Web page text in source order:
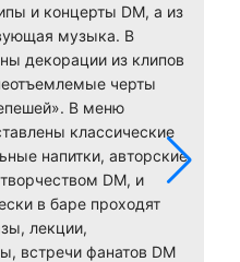
и концерты DM, а из
музыка. В
декорации из клипов
черты
В меню
классические
напитки, авторские
DM, и
в баре проходят
лекции,
встречи фанатов DM